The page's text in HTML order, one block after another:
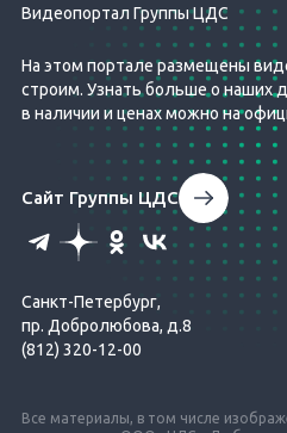
Видеопортал Группы ЦДС
На этом портале размещены
строим. Узнать больше о наших
в наличии и ценах можно на
Все материалы, в том числе
Сайт Группы ЦДС
Санкт-Петербург,
пр. Добролюбова, д.8
(812) 320-12-00